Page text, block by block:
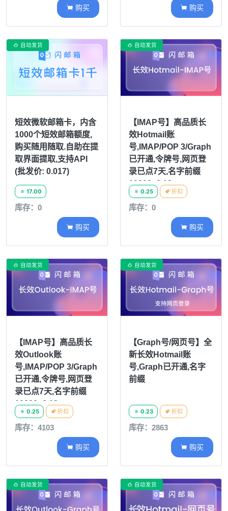
 购买  购买
 自动发货
短效微软邮箱卡，内含
1000个短效邮箱额度,
购买随用随取.自助在提
取界面提取,支持API
(批发价: 0.017)
 17.00
库存：0
 购买
 自动发货
【IMAP号】高品质长
效Hotmail账
号,IMAP/POP 3/Graph
已开通,令牌号,网页登
录已点7天,名字前缀
10000=0.18
20000=0.15
 0.25  折扣
库存：0
 购买
 自动发货
【IMAP号】高品质长
效Outlook账
号,IMAP/POP 3/Graph
已开通,令牌号,网页登
录已点7天,名字前缀
10000=0.18
20000=0.15
 0.25  折扣
库存：4103
 购买
 自动发货
【Graph号/网页号】全
新长效Hotmail账
号,Graph已开通,名字
前缀
 0.23  折扣
库存：2863
 购买
 自动发货  自动发货